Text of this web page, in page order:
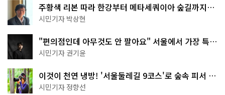
주황색 리본 따라 한강부터 메타세쿼이아 숲길까지…
서울둘레길 15코스
시민기자 박상현
"편의점인데 아무것도 안 팔아요" 서울에서 가장 특별
한 편의점의 정체
시민기자 권기윤
이것이 천연 냉방! '서울둘레길 9코스'로 숲속 피서 떠
나볼까
시민기자 정향선